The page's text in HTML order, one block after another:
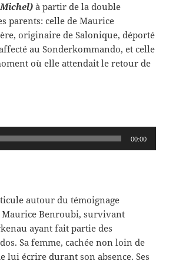
à partir de la double
parents: celle de Maurice
originaire de Salonique, déporté
au Sonderkommando, et celle
où elle attendait le retour de
00:00
autour du témoignage
Maurice Benroubi, survivant
ayant fait partie des
Sa femme, cachée non loin de
lui écrire durant son absence. Ses